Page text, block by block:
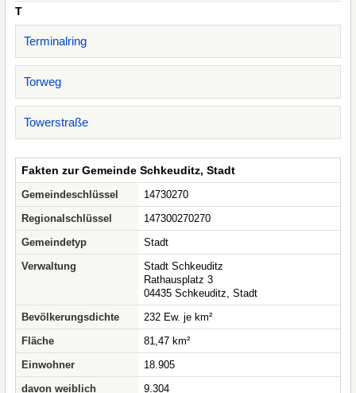
T
Terminalring
Torweg
Towerstraße
Fakten zur Gemeinde Schkeuditz, Stadt
Gemeindeschlüssel
14730270
Regionalschlüssel
147300270270
Gemeindetyp
Stadt
Verwaltung
Stadt Schkeuditz
Rathausplatz 3
04435 Schkeuditz, Stadt
Bevölkerungsdichte
232 Ew. je km²
Fläche
81,47 km²
Einwohner
18.905
davon weiblich
9.304